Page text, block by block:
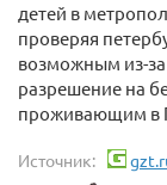
детей в
проверяя
возможным из-за
разрешение на
проживающим в
Источник: